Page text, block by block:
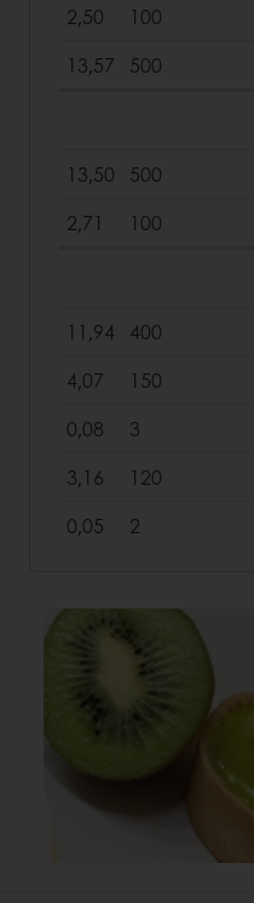
100
2,50
500
13,57
500
13,50
100
2,71
400
11,94
150
4,07
3
0,08
120
3,16
2
0,05